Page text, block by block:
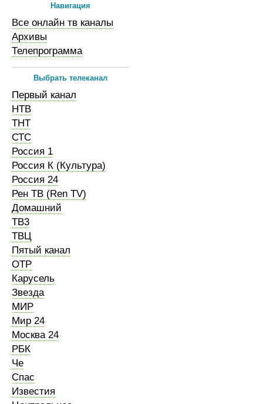
Навигация
Все онлайн тв каналы
Архивы
Телепрограмма
Выбрать телеканал
Первый канал
НТВ
ТНТ
СТС
Россия 1
Россия К (Культура)
Россия 24
Рен ТВ (Ren TV)
Домашний
ТВ3
ТВЦ
Пятый канал
ОТР
Карусель
Звезда
МИР
Мир 24
Москва 24
РБК
Че
Спас
Известия